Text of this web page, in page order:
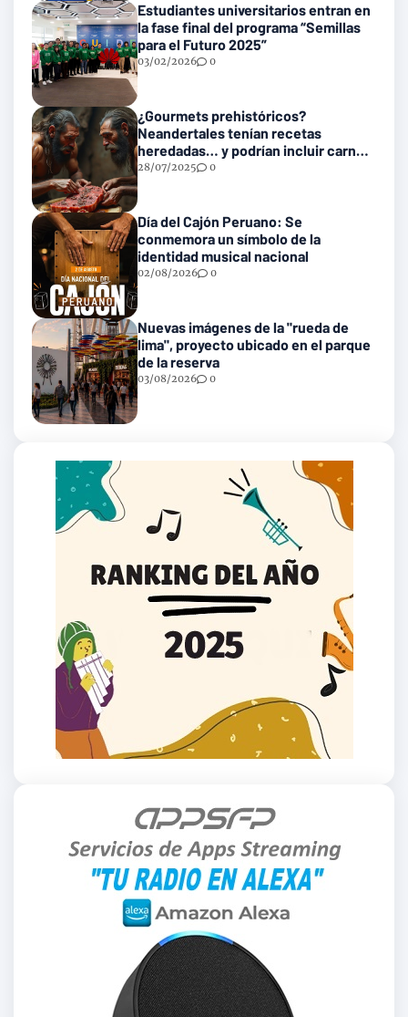
Estudiantes universitarios entran en
la fase final del programa “Semillas
para el Futuro 2025”
03/02/2026 0
¿Gourmets prehistóricos?
Neandertales tenían recetas
heredadas… y podrían incluir carne
con gusanos
28/07/2025 0
Día del Cajón Peruano: Se
conmemora un símbolo de la
identidad musical nacional
02/08/2026 0
Nuevas imágenes de la "rueda de
lima", proyecto ubicado en el parque
de la reserva
03/08/2026 0